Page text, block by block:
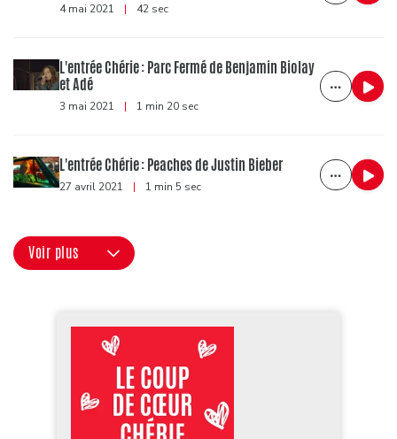
4 mai 2021 | 42 sec
L'entrée Chérie : Parc Fermé de Benjamin Biolay
et Adé
3 mai 2021 | 1 min 20 sec
L'entrée Chérie : Peaches de Justin Bieber
27 avril 2021 | 1 min 5 sec
Voir plus